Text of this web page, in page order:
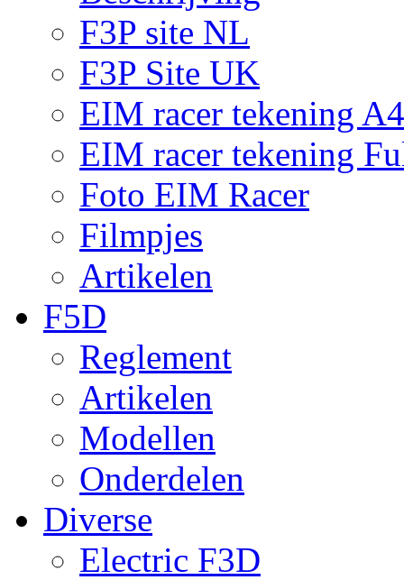
F3P site NL
F3P Site UK
EIM racer tekening A4
EIM racer tekening
Foto EIM Racer
Filmpjes
Artikelen
F5D
Reglement
Artikelen
Modellen
Onderdelen
Diverse
Electric F3D